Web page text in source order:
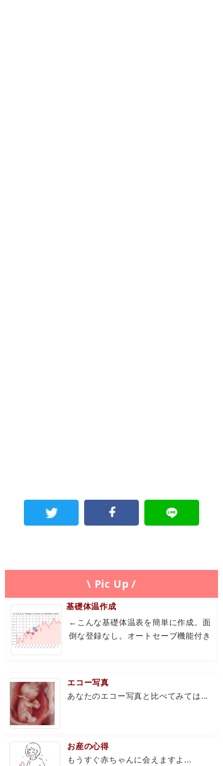
\ Pic Up /
基礎体温作成
←こんな基礎体温表を簡単に作成。面
倒な登録なし。オートセーブ機能付き
エコー写真
あなたのエコー写真と比べてみては...
お産の心得
もうすぐ赤ちゃんに会えますよ...